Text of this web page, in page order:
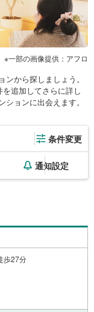
一部の画像提供：アフロ
から探しましょう。
追加してさらに詳し
ョンに出会えます。
条件変更
通知設定
歩27分